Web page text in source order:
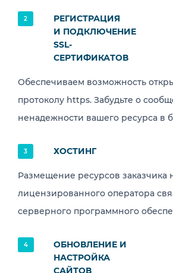
РЕГИСТРАЦИЯ
И ПОДКЛЮЧЕНИЕ
SSL-
СЕРТИФИКАТОВ
Обеспечиваем возможность
протоколу https. Забудьте о
ненадежности вашего ресурса в
2
ХОСТИНГ
Размещение ресурсов заказчика
лицензированного оператора
серверного программного
3
ОБНОВЛЕНИЕ И
НАСТРОЙКА
САЙТОВ
4